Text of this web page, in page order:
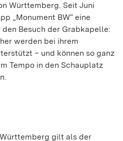
Württemberg. Seit Juni
„Monument BW“ eine
Besuch der Grabkapelle:
werden bei ihrem
– und können so ganz
Tempo in den Schauplatz
gilt als der